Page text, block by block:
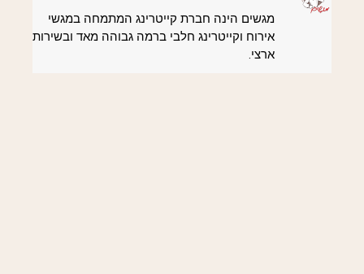
מגשים הינה חברת קייטרינג המתמחה במגשי
אירוח וקייטרינג חלבי ברמה גבוהה מאד ובשירות
ארצי.